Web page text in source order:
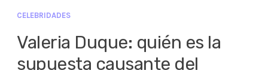
CELEBRIDADES
Valeria Duque: quién es la
supuesta causante del